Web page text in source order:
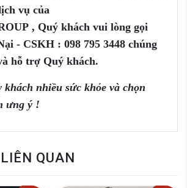
vụ của
, Quý khách vui lòng gọi
- CSKH : 098 795 3448 chúng
hỗ trợ Quý khách.
nhiều sức khỏe và chọn
ưng ý !
QUAN